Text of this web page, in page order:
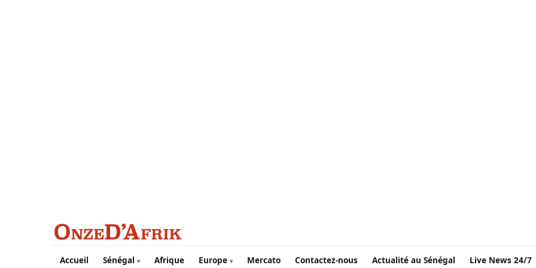
Aller au contenu principal
Accueil Sénégal Afrique Europe Mercato Contactez-nous Actualité au Sénégal Live News 24/7